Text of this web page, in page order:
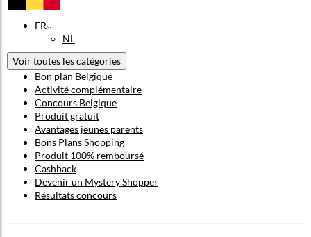
FR
NL
Voir toutes les catégories
Bon plan Belgique
Activité complémentaire
Concours Belgique
Produit gratuit
Avantages jeunes parents
Bons Plans Shopping
Produit 100% remboursé
Cashback
Devenir un Mystery Shopper
Résultats concours